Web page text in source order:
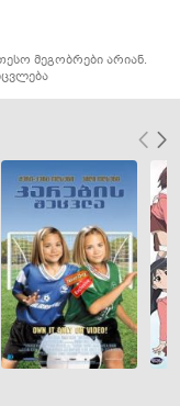
მეგობრები არიან.